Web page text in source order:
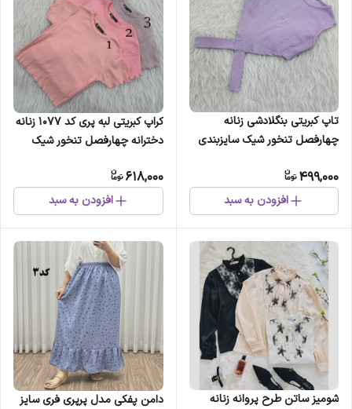
تاپ کبریتی بنگلادشی زنانه
چهارفصل تنخور شیک سایزبندی
499,000
افزودن به سبد
کراپ کبریتی لبه پری کد 1077 زنانه
دخترانه چهارفصل تنخور شیک
618,000
افزودن به سبد
شومیز ساتن طرح پروانه زنانه
دامن پفکی مدل پرپری فری سایز